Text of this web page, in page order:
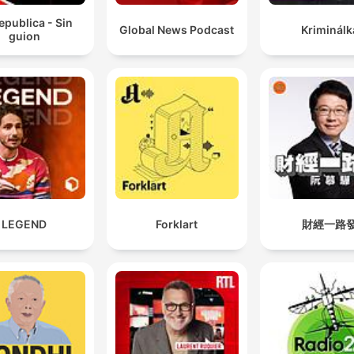
- Sin
guion
Global News Podcast
LEGEND Forklart 財經一路